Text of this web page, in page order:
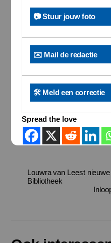
📷 Stuur jouw foto
✉️ Mail de redactie
🛠️ Meld een correctie
Spread the love
Louwra van Leest
Bibliotheek